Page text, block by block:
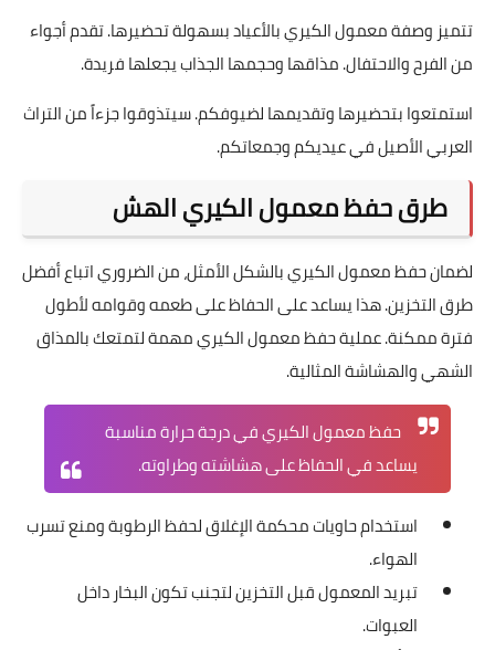
تزيين حلى الكيري للضيوف
لإضافة لمسات جمالية، استخدموا الفستق الحلبي المطحون. أو
القليل من القطر للزينة. هذا يعزز من شكلها الجذاب ويثري المذاق.
يمكن وضع قطع صغيرة من التمر أو الجوز في الوسط. هذا يُضفي
تنوعاً وغنى على النكهات.
تتميز وصفة معمول الكيري بالأعياد بسهولة تحضيرها. تقدم أجواء
من الفرح والاحتفال. مذاقها وحجمها الجذاب يجعلها فريدة.
استمتعوا بتحضيرها وتقديمها لضيوفكم. سيتذوقوا جزءاً من التراث
العربي الأصيل في عيديكم وجمعاتكم.
طرق حفظ معمول الكيري الهش
طرق التخزين. هذا يساعد على الحفاظ على طعمه وقوامه لأطول
فترة ممكنة. عملية حفظ معمول الكيري مهمة لتمتعك بالمذاق
الشهي والهشاشة المثالية.